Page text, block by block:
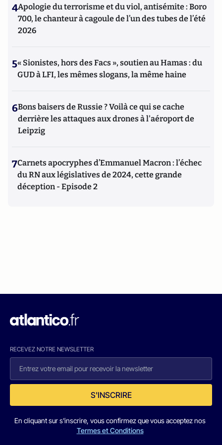
4Apologie du terrorisme et du viol, antisémite : Boro
700, le chanteur à cagoule de l’un des tubes de l’été
2026
5« Sionistes, hors des Facs », soutien au Hamas : du
GUD à LFI, les mêmes slogans, la même haine
6Bons baisers de Russie ? Voilà ce qui se cache
derrière les attaques aux drones à l'aéroport de
Leipzig
7Carnets apocryphes d’Emmanuel Macron : l’échec
du RN aux législatives de 2024, cette grande
déception - Episode 2
RECEVEZ NOTRE NEWSLETTER
S'INSCRIRE
En cliquant sur s'inscrire, vous confirmez que vous acceptez nos
Termes et Conditions